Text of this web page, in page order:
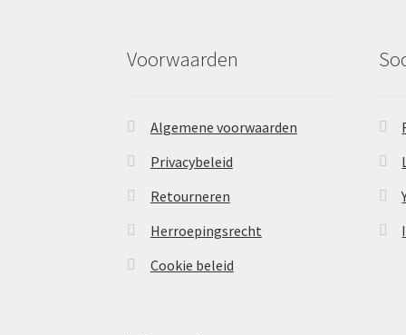
Voorwaarden
Algemene voorwaarden
Privacybeleid
Retourneren
Herroepingsrecht
Cookie beleid